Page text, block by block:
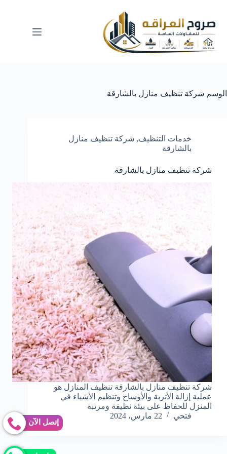
المحتوى
الوسم شركة تنظيف منازل بالشارقة
خدمات التنظيف, شركة تنظيف منازل
بالشارقة
شركة تنظيف منازل بالشارقة
شركة تنظيف منازل بالشارقة تنظيف المنازل هو
عملية إزالة الأتربة والأوساخ وتنظيم الأشياء في
المنزل للحفاظ على بيئة نظيفة ومرتبة
فتحي
22 مارس، 2024
إتصل الآن